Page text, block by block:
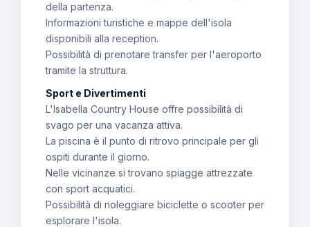
della partenza.
Informazioni turistiche e mappe dell'isola
disponibili alla reception.
Possibilità di prenotare transfer per l'aeroporto
tramite la struttura.
Sport e Divertimenti
L'Isabella Country House offre possibilità di
svago per una vacanza attiva.
La piscina è il punto di ritrovo principale per gli
ospiti durante il giorno.
Nelle vicinanze si trovano spiagge attrezzate
con sport acquatici.
Possibilità di noleggiare biciclette o scooter per
esplorare l'isola.